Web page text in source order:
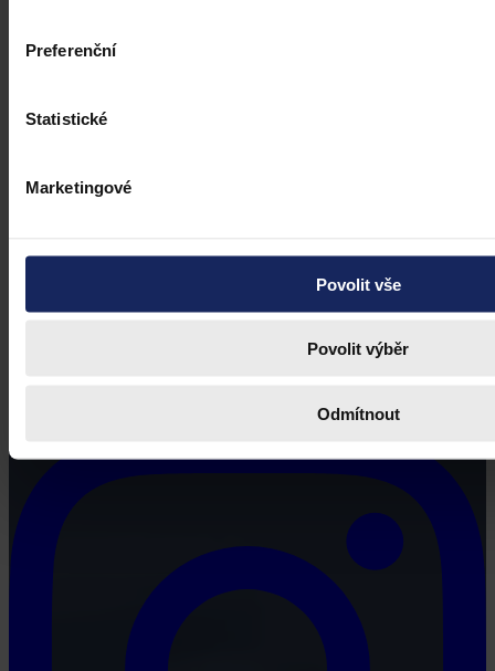
Preferenční
Statistické
Marketingové
Povolit vše
Povolit výběr
Odmítnout